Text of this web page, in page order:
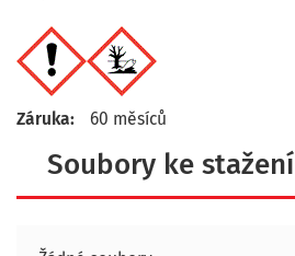
Záruka: 60 měsíců
Soubory ke stažení